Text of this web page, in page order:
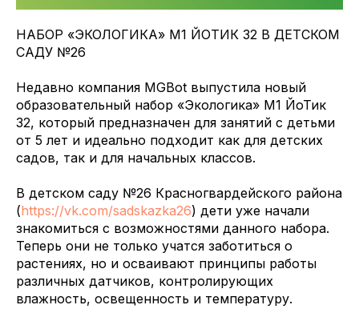
НАБОР «ЭКОЛОГИКА» М1 ЙОТИК 32 В ДЕТСКОМ
САДУ №26
Недавно компания MGBot выпустила новый
образовательный набор «Экологика» М1 ЙоТик
32, который предназначен для занятий с детьми
от 5 лет и идеально подходит как для детских
садов, так и для начальных классов.
В детском саду №26 Красногвардейского района
(https://vk.com/sadskazka26) дети уже начали
знакомиться с возможностями данного набора.
Теперь они не только учатся заботиться о
растениях, но и осваивают принципы работы
различных датчиков, контролирующих
влажность, освещенность и температуру.